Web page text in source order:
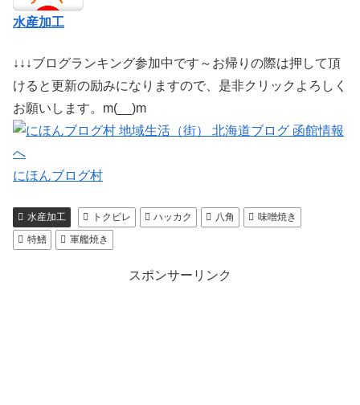
水産加工
↓↓↓ブログランキング参加中です～お帰りの際は押して頂
けると更新の励みになりますので、是非クリックよろしく
お願いします。m(__)m
にほんブログ村
水産加工 トクビレ ハッカク 八角
味噌焼き
特鰭
軍艦焼き
スポンサーリンク